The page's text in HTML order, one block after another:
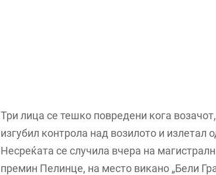
Три лица се тешко повредени кога
изгубил контрола над возилото и излетал
Несреќата се случила вчера на
премин Пелинце, на место викано „Бели